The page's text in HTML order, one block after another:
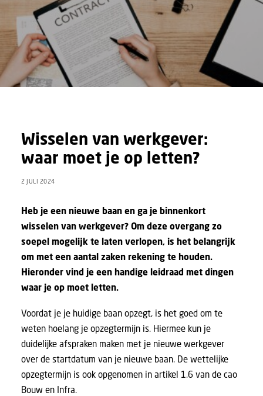
Wisselen van werkgever:
waar moet je op letten?
2 JULI 2024
Heb je een nieuwe baan en ga je binnenkort
wisselen van werkgever? Om deze overgang zo
soepel mogelijk te laten verlopen, is het belangrijk
om met een aantal zaken rekening te houden.
Hieronder vind je een handige leidraad met dingen
waar je op moet letten.
Voordat je je huidige baan opzegt, is het goed om te
weten hoelang je opzegtermijn is. Hiermee kun je
duidelijke afspraken maken met je nieuwe werkgever
over de startdatum van je nieuwe baan. De wettelijke
opzegtermijn is ook opgenomen in artikel 1.6 van de cao
Bouw en Infra.